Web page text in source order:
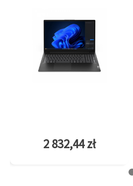
2 832,44 zł